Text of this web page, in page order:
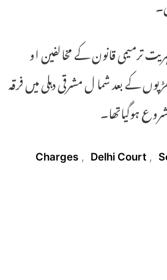
ترمیمی قانون کے مخالفین او
کے بعد شما ل مشرقی دہلی میں فرقہ
ہوگیاتھا۔
Charges , Delhi Court ,